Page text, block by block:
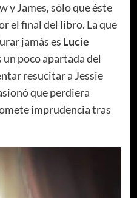
y James, sólo que éste
el final del libro. La que
jamás es Lucie
un poco apartada del
resucitar a Jessie
que perdiera
imprudencia tras